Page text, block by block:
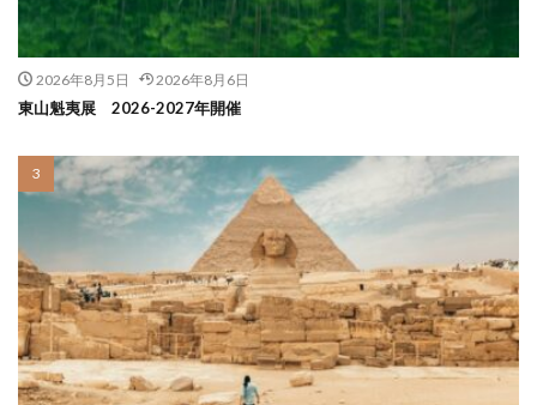
2026年8月5日 2026年8月6日
東山魁夷展 2026-2027年開催